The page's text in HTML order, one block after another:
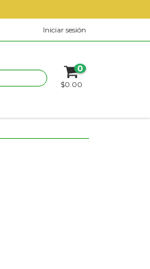
Iniciar sesión
0
$0.00